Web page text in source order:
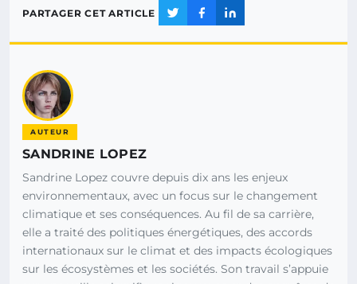
PARTAGER CET ARTICLE
AUTEUR
SANDRINE LOPEZ
Sandrine Lopez couvre depuis dix ans les enjeux
environnementaux, avec un focus sur le changement
climatique et ses conséquences. Au fil de sa carrière,
elle a traité des politiques énergétiques, des accords
internationaux sur le climat et des impacts écologiques
sur les écosystèmes et les sociétés. Son travail s’appuie